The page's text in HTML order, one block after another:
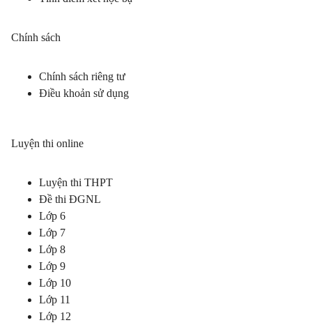
Chính sách
Chính sách riêng tư
Điều khoản sử dụng
Luyện thi online
Luyện thi THPT
Đề thi ĐGNL
Lớp 6
Lớp 7
Lớp 8
Lớp 9
Lớp 10
Lớp 11
Lớp 12